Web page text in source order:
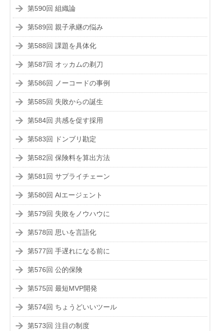
第590回 組織論
第589回 親子承継の悩み
第588回 課題を具体化
第587回 オッカムの剃刀
第586回 ノーコードの事例
第585回 失敗からの誕生
第584回 共感を促す採用
第583回 ドンブリ勘定
第582回 保険料を算出方法
第581回 サプライチェーン
第580回 AIエージェント
第579回 失敗をノウハウに
第578回 思いを言語化
第577回 手遅れになる前に
第576回 公的保険
第575回 最短MVP開発
第574回 ちょうどいいツール
第573回 注目の制度